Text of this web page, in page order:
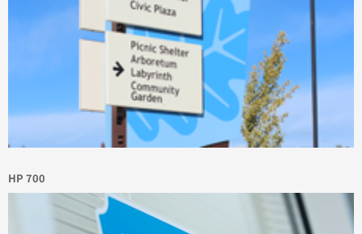
HP 700